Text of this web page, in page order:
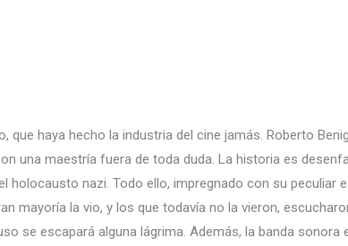
haya hecho la industria del cine jamás. Roberto
una maestría fuera de toda duda. La historia es
nazi. Todo ello, impregnado con su peculiar
mayoría la vio, y los que todavía no la vieron,
se escapará alguna lágrima. Además, la banda